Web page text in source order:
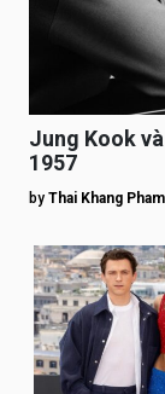
Jung Kook
1957
by Thai Khang Pham